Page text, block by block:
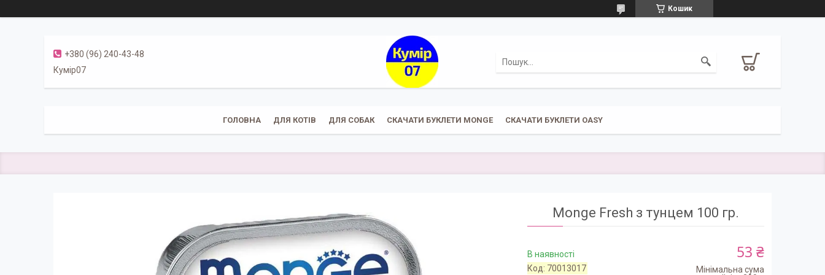
Кошик
+380 (96) 240-43-48
Кумір07
ГОЛОВНА ДЛЯ КОТІВ ДЛЯ СОБАК СКАЧАТИ БУКЛЕТИ MONGE СКАЧАТИ БУКЛЕТИ OASY
Monge Fresh з тунцем 100 гр.
В наявності
Код: 70013017
53 ₴
Мінімальна сума